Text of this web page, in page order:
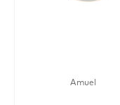
Amuel